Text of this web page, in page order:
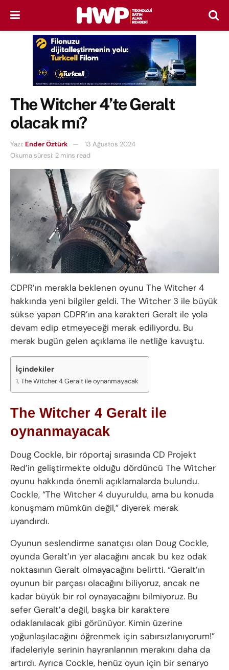
The Witcher 4’te Geralt
olacak mı?
Yazı: Ender Öztürk
13 Ağustos 2024
Okuma süresi: 2 mins read
CDPR’ın merakla beklenen oyunu The Witcher 4
hakkında yeni bilgiler geldi. The Witcher 3 ile büyük
sükse yapan CDPR’ın ana karakteri Geralt ile yola
devam edip etmeyeceği merak ediliyordu. Bu
merak bugün gelen açıklama ile netliğe kavuştu.
İçindekiler
The Witcher 4 Geralt ile oynanmayacak
The Witcher 4 Geralt ile
oynanmayacak
Doug Cockle, bir röportaj sırasında CD Projekt
Red’in geliştirmekte olduğu dördüncü The Witcher
oyunu hakkında önemli açıklamalarda bulundu.
Cockle, “The Witcher 4 duyuruldu, ama bu konuda
konuşmam mümkün değil,” diyerek merak
uyandırdı.
Oyunun seslendirme sanatçısı olan Doug Cockle,
oyunda Geralt’ın yer alacağını ancak bu kez odak
noktasının Geralt olmayacağını belirtti. “Geralt’ın
oyunun bir parçası olacağını biliyoruz, ancak ne
kadar büyük bir rol oynayacağını bilmiyoruz. Bu
sefer Geralt’a değil, başka bir karaktere
odaklanılacak gibi görünüyor. Kimin üzerine
yoğunlaşılacağını öğrenmek için sabırsızlanıyorum!”
ifadeleriyle serinin hayranlarının merakını daha da
artırdı. Ayrıca Cockle, henüz oyun için bir senaryo